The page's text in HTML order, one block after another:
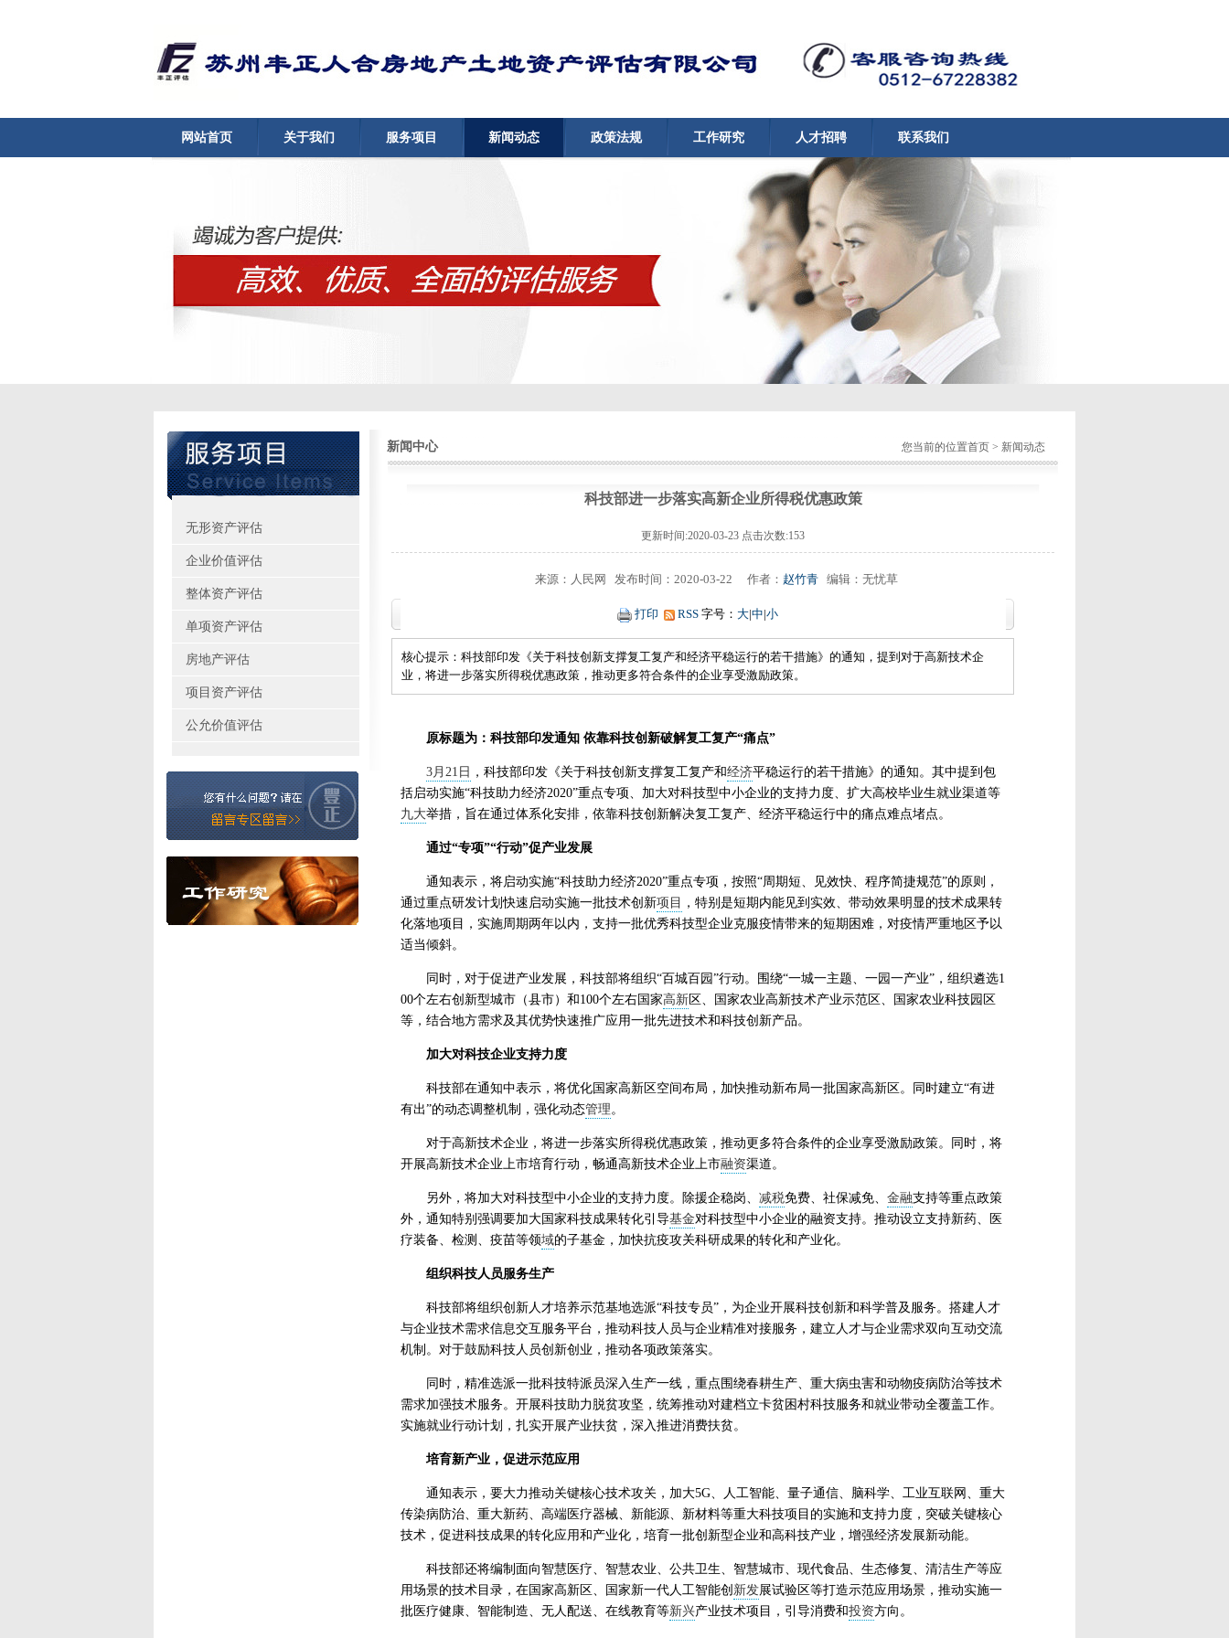
网站首页 关于我们 服务项目 新闻动态 政策法规 工作研究 人才招聘 联系我们
无形资产评估
企业价值评估
整体资产评估
单项资产评估
房地产评估
项目资产评估
公允价值评估
您当前的位置首页 > 新闻动态
新闻中心
科技部进一步落实高新企业所得税优惠政策
更新时间:2020-03-23 点击次数:153
来源：人民网 发布时间：2020-03-22 作者： 赵竹青编辑：无忧草
打印 RSS字号： 大|中|小
核心提示：科技部印发《关于科技创新支撑复工复产和经济平稳运行的若干措施》的通知，提到对于高新技术企
业，将进一步落实所得税优惠政策，推动更多符合条件的企业享受激励政策。
原标题为：科技部印发通知 依靠科技创新破解复工复产“痛点”
3月21日 ，科技部印发《关于科技创新支撑复工复产和经济平稳运行的若干措施》的通知。其中提到包
括启动实施“科技助力经济2020”重点专项、加大对科技型中小企业的支持力度、扩大高校毕业生就业渠道等
九大举措，旨在通过体系化安排，依靠科技创新解决复工复产、经济平稳运行中的痛点难点堵点。
通过“专项”“行动”促产业发展
通知表示，将启动实施“科技助力经济2020”重点专项，按照“周期短、见效快、程序简捷规范”的原则，
通过重点研发计划快速启动实施一批技术创新项目 ，特别是短期内能见到实效、带动效果明显的技术成果转
化落地项目，实施周期两年以内，支持一批优秀科技型企业克服疫情带来的短期困难，对疫情严重地区予以
适当倾斜。
同时，对于促进产业发展，科技部将组织“百城百园”行动。围绕“一城一主题、一园一产业”，组织遴选1
00个左右创新型城市（县市）和100个左右国家高新 区、国家农业高新技术产业示范区、国家农业科技园区
等，结合地方需求及其优势快速推广应用一批先进技术和科技创新产品。
加大对科技企业支持力度
科技部在通知中表示，将优化国家高新区空间布局，加快推动新布局一批国家高新区。同时建立“有进
有出”的动态调整机制，强化动态管理。
对于高新技术企业，将进一步落实所得税优惠政策，推动更多符合条件的企业享受激励政策。同时，将
开展高新技术企业上市培育行动，畅通高新技术企业上市融资渠道。
另外，将加大对科技型中小企业的支持力度。除援企稳岗、 减税免费、社保减免、 金融支持等重点政策
外，通知特别强调要加大国家科技成果转化引导基金对科技型中小企业的融资支持。推动设立支持新药、医
疗装备、检测、疫苗等领域的子基金，加快抗疫攻关科研成果的转化和产业化。
组织科技人员服务生产
科技部将组织创新人才培养示范基地选派“科技专员”，为企业开展科技创新和科学普及服务。搭建人才
与企业技术需求信息交互服务平台，推动科技人员与企业精准对接服务，建立人才与企业需求双向互动交流
机制。对于鼓励科技人员创新创业，推动各项政策落实。
同时，精准选派一批科技特派员深入生产一线，重点围绕春耕生产、重大病虫害和动物疫病防治等技术
需求加强技术服务。开展科技助力脱贫攻坚，统筹推动对建档立卡贫困村科技服务和就业带动全覆盖工作。
实施就业行动计划，扎实开展产业扶贫，深入推进消费扶贫。
培育新产业，促进示范应用
通知表示，要大力推动关键核心技术攻关，加大5G、人工智能、量子通信、脑科学、工业互联网、重大
传染病防治、重大新药、高端医疗器械、新能源、新材料等重大科技项目的实施和支持力度，突破关键核心
技术，促进科技成果的转化应用和产业化，培育一批创新型企业和高科技产业，增强经济发展新动能。
科技部还将编制面向智慧医疗、智慧农业、公共卫生、智慧城市、现代食品、生态修复、清洁生产等应
用场景的技术目录，在国家高新区、国家新一代人工智能创 新发展试验区等打造示范应用场景，推动实施一
批医疗健康、智能制造、无人配送、在线教育等新兴产业技术项目，引导消费和投资方向。